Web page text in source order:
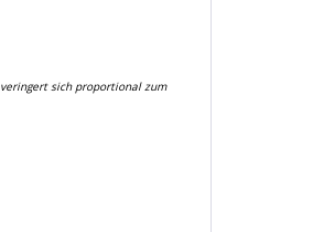
sich proportional zum